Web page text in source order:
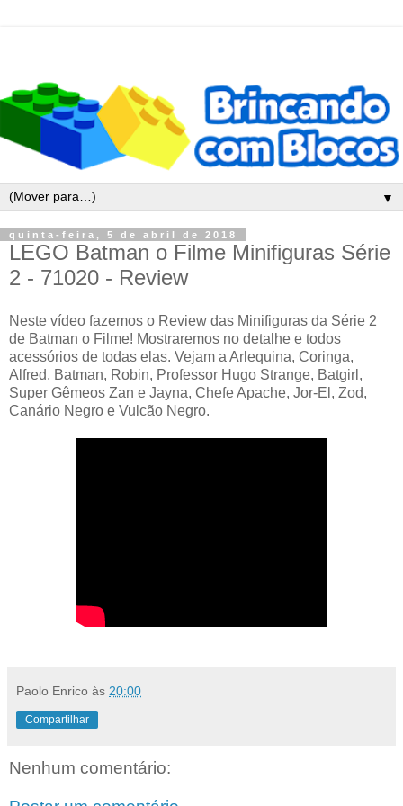
▼
quinta-feira, 5 de abril de 2018
LEGO Batman o Filme Minifiguras Série
2 - 71020 - Review
Neste vídeo fazemos o Review das Minifiguras da Série 2
de Batman o Filme! Mostraremos no detalhe e todos
acessórios de todas elas. Vejam a Arlequina, Coringa,
Alfred, Batman, Robin, Professor Hugo Strange, Batgirl,
Super Gêmeos Zan e Jayna, Chefe Apache, Jor-El, Zod,
Canário Negro e Vulcão Negro.
Paolo Enrico às 20:00
Compartilhar
Nenhum comentário: